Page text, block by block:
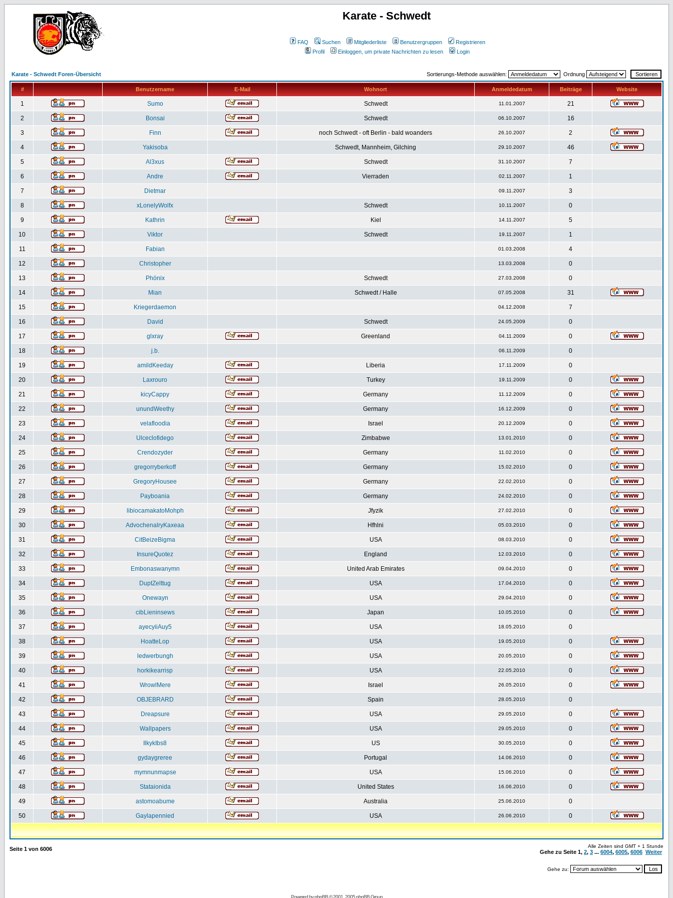
Karate - Schwedt
FAQ Suchen Mitgliederliste Benutzergruppen
Registrieren
Profil
Einloggen, um private Nachrichten zu lesen Login
Karate - Schwedt Foren-Übersicht Sortierungs-Methode auswählen: Ordnung
# Benutzername E-Mail Wohnort Anmeldedatum Beiträge Website
1 Sumo Schwedt 11.01.2007 21
2 Bonsai Schwedt 06.10.2007 16
3 Finn noch Schwedt - oft Berlin - bald woanders 26.10.2007 2
4 Yakisoba Schwedt, Mannheim, Gilching 29.10.2007 46
5 Al3xus Schwedt 31.10.2007 7
6 Andre Vierraden 02.11.2007 1
7 Dietmar 09.11.2007 3
8 xLonelyWolfx Schwedt 10.11.2007 0
9 Kathrin Kiel 14.11.2007 5
10 Viktor Schwedt 19.11.2007 1
11 Fabian 01.03.2008 4
12 Christopher 13.03.2008 0
13 Phönix Schwedt 27.03.2008 0
14 Mian Schwedt / Halle 07.05.2008 31
15 Kriegerdaemon 04.12.2008 7
16 David Schwedt 24.05.2009 0
17 glxray Greenland 04.11.2009 0
18 j.b. 06.11.2009 0
19 amildKeeday Liberia 17.11.2009 0
20 Laxrouro Turkey 19.11.2009 0
21 kicyCappy Germany 11.12.2009 0
22 unundWeethy Germany 16.12.2009 0
23 velafloodia Israel 20.12.2009 0
24 Ulceclofidego Zimbabwe 13.01.2010 0
25 Crendozyder Germany 11.02.2010 0
26 gregorryberkoff Germany 15.02.2010 0
27 GregoryHousee Germany 22.02.2010 0
28 Payboania Germany 24.02.2010 0
29 libiocamakatoMohph Jfyzik 27.02.2010 0
30 AdvochenalryKaxeaa Hfhlni 05.03.2010 0
31 CitBeizeBigma USA 08.03.2010 0
32 InsureQuotez England 12.03.2010 0
33 Embonaswanymn United Arab Emirates 09.04.2010 0
34 DuptZelttug USA 17.04.2010 0
35 Onewayn USA 29.04.2010 0
36 cibLieninsews Japan 10.05.2010 0
37 ayecyiiAuy5 USA 18.05.2010 0
38 HoatteLop USA 19.05.2010 0
39 ledwerbungh USA 20.05.2010 0
40 horkikearrisp USA 22.05.2010 0
41 WrowlMere Israel 26.05.2010 0
42 OBJEBRARD Spain 28.05.2010 0
43 Dreapsure USA 29.05.2010 0
44 Wallpapers USA 29.05.2010 0
45 IlkykIbs8 US 30.05.2010 0
46 gydaygreree Portugal 14.06.2010 0
47 mymnunmapse USA 15.06.2010 0
48 Stataionida United States 16.06.2010 0
49 astomoabume Australia 25.06.2010 0
50 Gaylapennied USA 26.06.2010 0
Seite 1 von 6006 Alle Zeiten sind GMT + 1 Stunde
Gehe zu Seite 1, 2, 3 ... 6004, 6005, 6006 Weiter
Gehe zu:
Powered byphpBB© 2001, 2005 phpBB Group